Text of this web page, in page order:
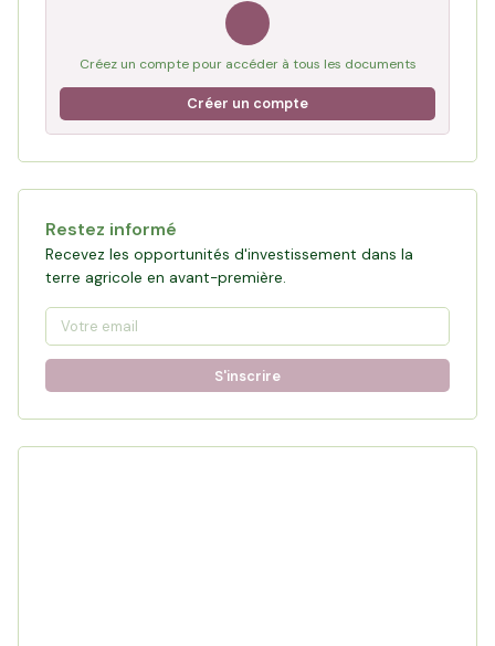
Créez un compte pour accéder à tous les documents
Créer un compte
Restez informé
Recevez les opportunités d'investissement dans la
terre agricole en avant-première.
S'inscrire